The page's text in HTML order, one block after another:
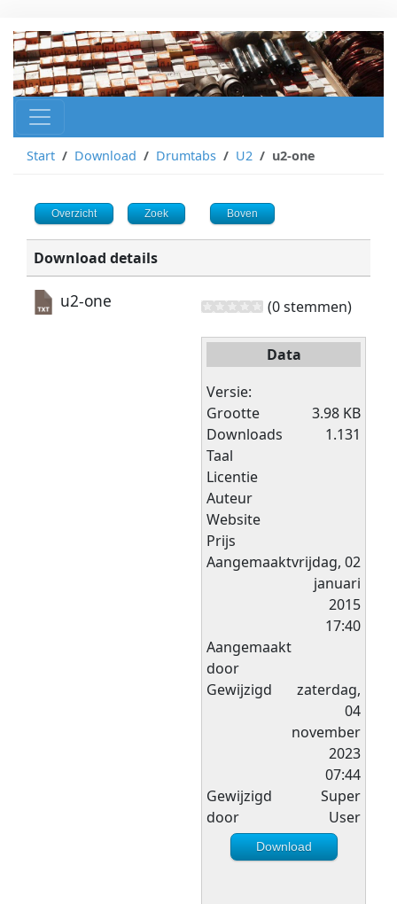
Start Download Drumtabs U2 u2-one
Overzicht Zoek Boven
Download details
u2-one (0 stemmen)
Data
Versie:
Grootte
3.98 KB
Downloads
1.131
Taal
Licentie
Auteur
Website
Prijs
Aangemaaktvrijdag, 02
januari
2015
17:40
Aangemaakt
door
Gewijzigd
zaterdag,
04
november
2023
07:44
Gewijzigd
door
Super
User
Download